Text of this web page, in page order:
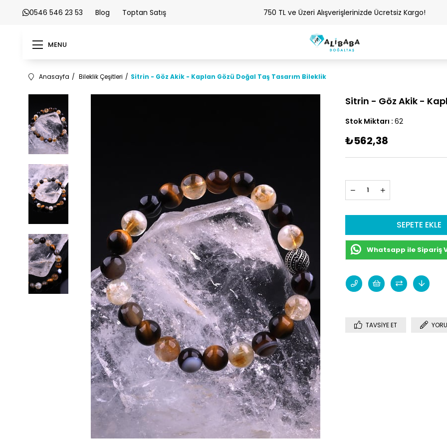
0546 546 23 53 Blog Toptan Satış 750 TL ve Üzeri Alışverişlerinizde Ücretsiz Kargo!
MENU
Anasayfa Bileklik Çeşitleri Sitrin - Göz Akik - Kaplan Gözü Doğal Taş Tasarım Bileklik
Sitrin - Göz Akik -
Stok Miktarı : 62
₺562,38
Whatsapp ile Sipariş
TAVSIYE ET